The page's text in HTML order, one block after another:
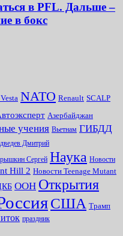
в PFL. Дальше –
в бокс
NATO Renault SCALP
Азербайджан
учения Вьетнам ГИБДД
Дмитрий
Сергей Наука Новости
Hill 2 Новости Teenage Mutant
ООН Открытия
США Трамп
праздник